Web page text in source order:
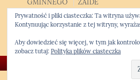
GMINNEGO
ZAIDE
Patroni, sponsorzy, partnerzy
Bilety
Polski
English
Krakowski Kurs Altówkowy
Krakowska Opera Kameralna
Prywatność i pliki ciasteczka: Ta witryna
Kontynuując korzystanie z tej witryny,
Aby dowiedzieć się więcej, w tym jak
zobacz tutaj: Polityka plików ciasteczka